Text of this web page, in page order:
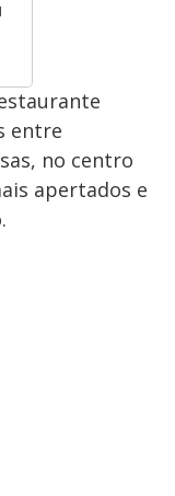
entre
no centro
apertados e